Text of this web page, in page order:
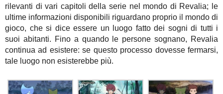
rilevanti di vari capitoli della serie nel mondo di Revalia; le
ultime informazioni disponibili riguardano proprio il mondo di
gioco, che si dice essere un luogo fatto dei sogni di tutti i
suoi abitanti. Fino a quando le persone sognano, Revalia
continua ad esistere: se questo processo dovesse fermarsi,
tale luogo non esisterebbe più.